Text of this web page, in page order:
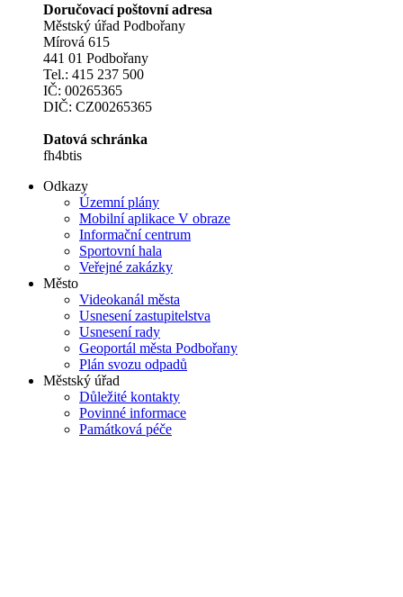
Doručovací poštovní adresa
Městský úřad Podbořany
Mírová 615
441 01 Podbořany
Tel.: 415 237 500
IČ: 00265365
DIČ: CZ00265365
Datová schránka
fh4btis
Odkazy
Územní plány
Mobilní aplikace V obraze
Informační centrum
Sportovní hala
Veřejné zakázky
Město
Videokanál města
Usnesení zastupitelstva
Usnesení rady
Geoportál města Podbořany
Plán svozu odpadů
Městský úřad
Důležité kontakty
Povinné informace
Památková péče